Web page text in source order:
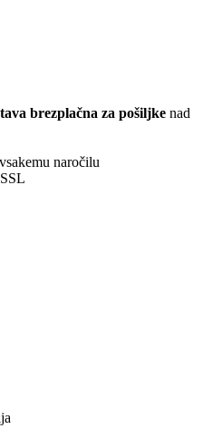
brezplačna za pošiljke nad
naročilu